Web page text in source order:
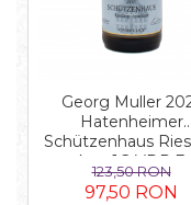
Georg Muller
Hatenheimer
Schützenhaus
trocken 1G
Lage
123,50 RON
97,50 RON